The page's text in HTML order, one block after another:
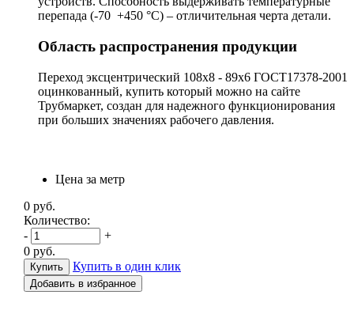
перепада (-70 +450 °С) – отличительная черта детали.
Область распространения продукции
Переход эксцентрический 108х8 - 89х6 ГОСТ17378-2001
оцинкованный, купить который можно на сайте
Трубмаркет, создан для надежного функционирования
при больших значениях рабочего давления.
Цена за метр
0 руб.
Количество:
-
+
0 руб.
Купить в один клик
Добавить в избранное